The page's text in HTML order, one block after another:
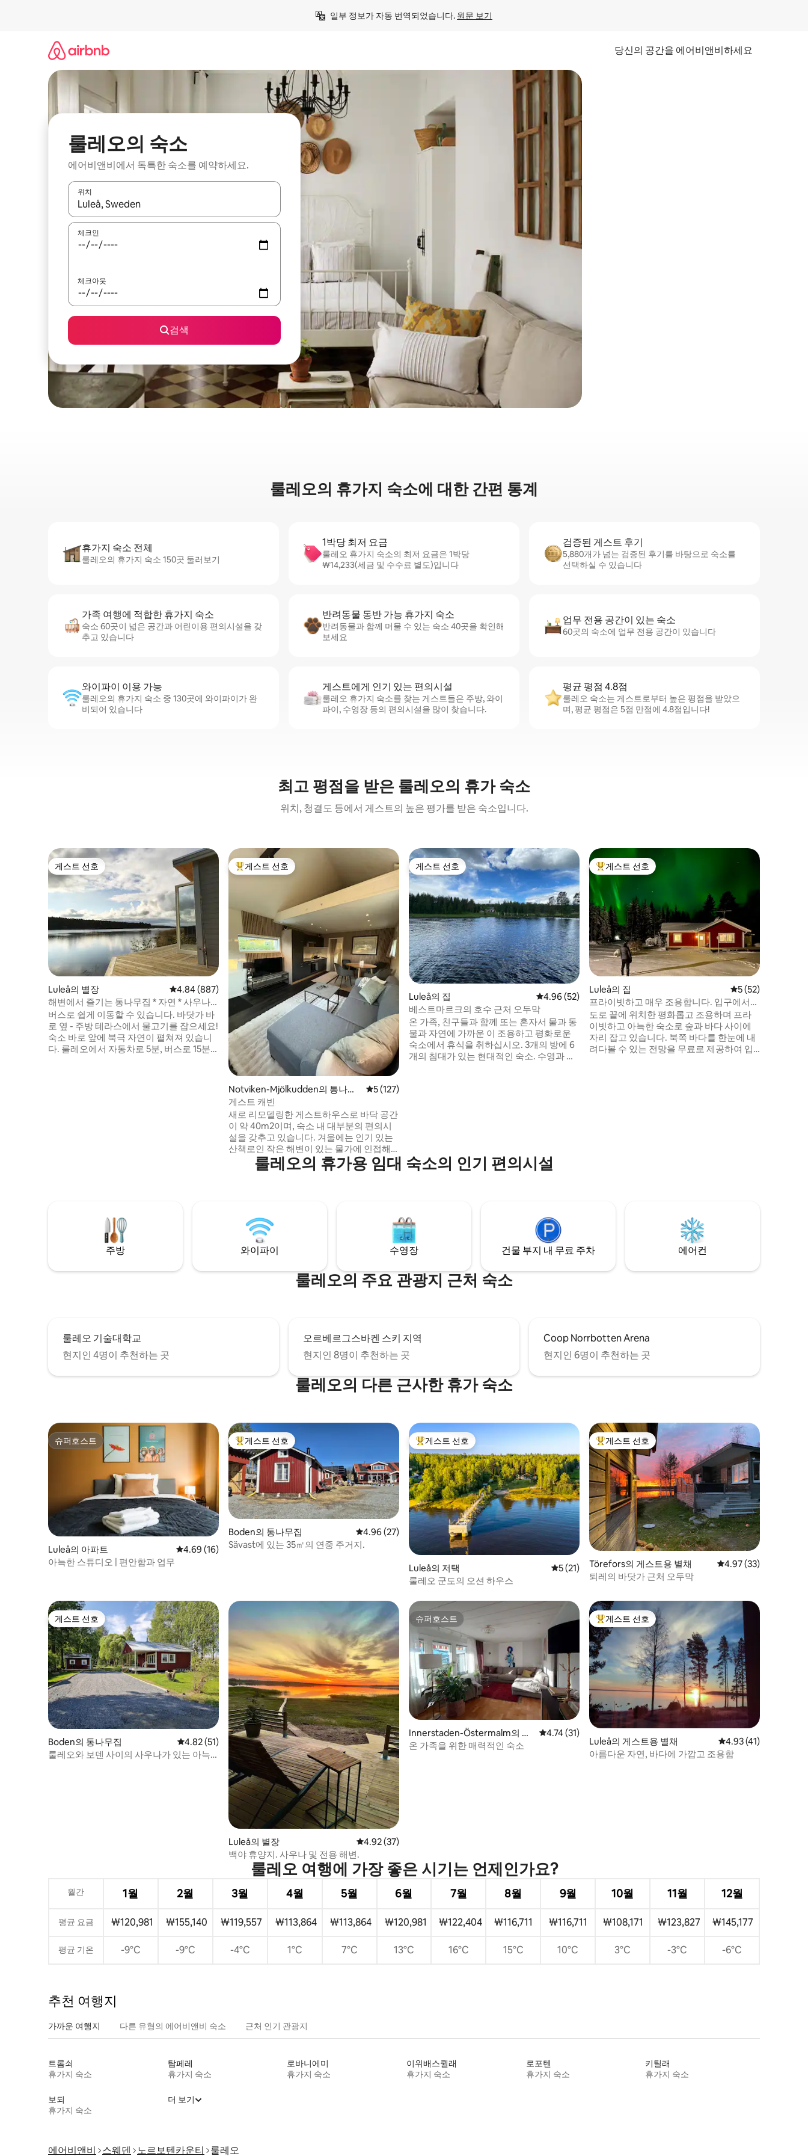
일부 정보가 자동 번역되었습니다. 원문 보기
당신의 공간을 에어비앤비하세요
룰레오의 숙소
에어비앤비에서 독특한 숙소를 예약하세요.
위치
결과가 나오면 위·아래 화살표 키를 사용하거나 터치 또는 스와이프 동작으로 탐색하세요.
체크인
체크아웃
검색
룰레오의 휴가지 숙소에 대한 간편 통계
휴가지 숙소 전체
룰레오의 휴가지 숙소 150곳 둘러보기
1박당 최저 요금
룰레오 휴가지 숙소의 최저 요금은 1박당
₩14,233(세금 및 수수료 별도)입니다
검증된 게스트 후기
5,880개가 넘는 검증된 후기를 바탕으로 숙소를
선택하실 수 있습니다
가족 여행에 적합한 휴가지 숙소
숙소 60곳이 넓은 공간과 어린이용 편의시설을 갖
추고 있습니다
반려동물 동반 가능 휴가지 숙소
반려동물과 함께 머물 수 있는 숙소 40곳을 확인해
보세요
업무 전용 공간이 있는 숙소
60곳의 숙소에 업무 전용 공간이 있습니다
와이파이 이용 가능
룰레오의 휴가지 숙소 중 130곳에 와이파이가 완
비되어 있습니다
게스트에게 인기 있는 편의시설
룰레오 휴가지 숙소를 찾는 게스트들은 주방, 와이
파이, 수영장 등의 편의시설을 많이 찾습니다.
평균 평점 4.8점
룰레오 숙소는 게스트로부터 높은 평점을 받았으
며, 평균 평점은 5점 만점에 4.8점입니다!
최고 평점을 받은 룰레오의 휴가 숙소
위치, 청결도 등에서 게스트의 높은 평가를 받은 숙소입니다.
게스트 선호
게스트 선호
Luleå의 별장 평점 4.84점(5점 만점), 후기 887개
4.84 (887)
해변에서 즐기는 통나무집 * 자연 * 사우나
피시 스키 카약
버스로 쉽게 이동할 수 있습니다. 바닷가 바
로 옆 - 주방 테라스에서 물고기를 잡으세요!
숙소 바로 앞에 북극 자연이 펼쳐져 있습니
다. 룰레오에서 자동차로 5분, 버스로 15분
상위 게스트 선호
게스트 선호
Notviken-Mjölkudden의 통나무
집
평점 5점(5점 만점), 후기 127개
5 (127)
게스트 캐빈
새로 리모델링한 게스트하우스로 바닥 공간
이 약 40m2이며, 숙소 내 대부분의 편의시
설을 갖추고 있습니다. 겨울에는 인기 있는
산책로인 작은 해변이 있는 물가에 인접해
있습니다. 상대적으로 중심지에 있으며 버
스나 기차역에서 가깝습니다. 게스트하우스
로 10분, 마을까지 자전거로 15~20분 거리입
니다. 주차장이 있습니다. 2인 이상인 경우,
요금을 내고 추가 침대를 대여할 수 있습니
다. 참고: 겨울에는 바닥이 춥습니다.
게스트 선호
게스트 선호
Luleå의 집 평점 4.96점(5점 만점), 후기 52개
4.96 (52)
베스트마르크의 호수 근처 오두막
온 가족, 친구들과 함께 또는 혼자서 물과 동
물과 자연에 가까운 이 조용하고 평화로운
숙소에서 휴식을 취하십시오. 3개의 방에 6
개의 침대가 있는 현대적인 숙소. 수영과 낚
상위 게스트 선호
게스트 선호
Luleå의 집 평점 5점(5점 만점
5 (52)
프라이빗하고 매우 조용합니다. 입구에서
바로 북극광을 볼 수 있습니다.
도로 끝에 위치한 평화롭고 조용하며 프라
이빗하고 아늑한 숙소로 숲과 바다 사이에
자리 잡고 있습니다. 북쪽 바다를 한눈에 내
려다볼 수 있는 전망을 무료로 제공하여 입
룰레오의 휴가용 임대 숙소의 인기 편의시설
주방 와이파이 수영장 건물 부지 내 무료 주차 에어컨
룰레오의 주요 관광지 근처 숙소
룰레오 기술대학교
현지인 4명이 추천하는 곳
오르베르그스바켄 스키 지역
현지인 8명이 추천하는 곳
Coop Norrbotten Arena
현지인 6명이 추천하는 곳
룰레오의 다른 근사한 휴가 숙소
슈퍼호스트
슈퍼호스트
Luleå의 아파트 평점 4.69점(5점 만점), 후기 16개
4.69 (16)
아늑한 스튜디오 | 편안함과 업무
상위 게스트 선호
게스트 선호
Boden의 통나무집 평점 4.96점(5점 만점), 후기 27개
4.96 (27)
Sävast에 있는 35㎡의 연중 주거지.
상위 게스트 선호
게스트 선호
Luleå의 저택 평점 5점(5점 만점), 후기 21개
5 (21)
룰레오 군도의 오션 하우스
상위 게스트 선호
게스트 선호
Törefors의 게스트용 별채 평점 4.97점(5점 만점
4.97 (33)
퇴레의 바닷가 근처 오두막
게스트 선호
게스트 선호
Boden의 통나무집 평점 4.82점(5점 만점), 후기 51개
4.82 (51)
룰레오와 보덴 사이의 사우나가 있는 아늑
Luleå의 별장 평점 4.92점(5점 만점), 후기 37개
4.92 (37)
백야 휴양지. 사우나 및 전용 해변.
슈퍼호스트
슈퍼호스트
Innerstaden-Östermalm의 저
택
평점 4.74점(5점 만점), 후기 31개
4.74 (31)
온 가족을 위한 매력적인 숙소
상위 게스트 선호
게스트 선호
Luleå의 게스트용 별채 평점 4.93점(5점 만점
4.93 (41)
아름다운 자연, 바다에 가깝고 조용함
룰레오 여행에 가장 좋은 시기는 언제인가요?
월간 1월 2월 3월 4월 5월 6월 7월 8월 9월 10월 11월 12월
평균 요금 ₩120,981 ₩155,140 ₩119,557 ₩113,864 ₩113,864 ₩120,981 ₩122,404 ₩116,711 ₩116,711 ₩108,171 ₩123,827 ₩145,177
평균 기온 -9°C -9°C -4°C 1°C 7°C 13°C 16°C 15°C 10°C 3°C -3°C -6°C
추천 여행지
가까운 여행지 다른 유형의 에어비앤비 숙소 근처 인기 관광지
트롬쇠
휴가지 숙소
탐페레
휴가지 숙소
로바니에미
휴가지 숙소
이위배스퀼래
휴가지 숙소
로포텐
휴가지 숙소
키틸래
휴가지 숙소
보되
휴가지 숙소
더 보기
에어비앤비 스웨덴 노르보텐카운티 룰레오